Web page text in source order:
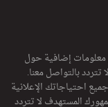
معلومات إضافية حول
تتردد بالتواصل معنا.
احتياجاتك الإعلانية
المستهدف لا تتردد